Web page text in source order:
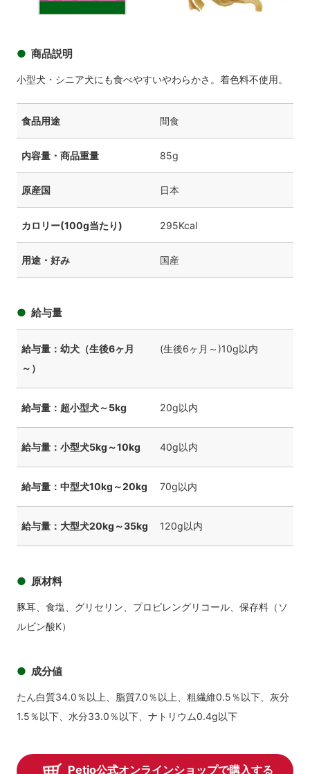
商品説明
小型犬・シニア犬にも食べやすいやわらかさ。着色料不使用。
食品用途 間食
内容量・商品重量 85g
原産国 日本
カロリー(100g当たり) 295Kcal
用途・好み 国産
給与量
給与量：幼犬（生後6ヶ月
～）
(生後6ヶ月～)10g以内
給与量：超小型犬～5kg 20g以内
給与量：小型犬5kg～10kg 40g以内
給与量：中型犬10kg～20kg 70g以内
給与量：大型犬20kg～35kg 120g以内
原材料
豚耳、食塩、グリセリン、プロピレングリコール、保存料（ソ
ルビン酸K）
成分値
たん白質34.0％以上、脂質7.0％以上、粗繊維0.5％以下、灰分
1.5％以下、水分33.0％以下、ナトリウム0.4g以下
Petio公式オンラインショップで購入する